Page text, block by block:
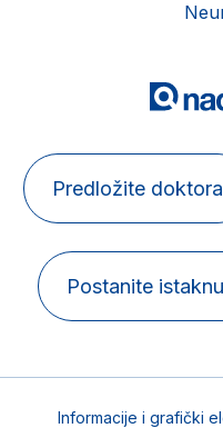
Predložite doktora
Postanite
Informacije i grafički